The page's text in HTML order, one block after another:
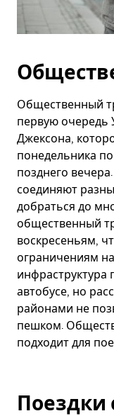
Общественный
первую очередь
Джексона,
понедельника
позднего
соединяют
добраться до
общественный
воскресеньям,
ограничениям
инфраструктура
автобусе, но
районами не
пешком.
подходит для